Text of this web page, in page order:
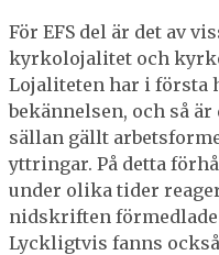
För EFS del är det av
kyrkolojalitet och
Lojaliteten har i första
bekännelsen, och så
sällan gällt
yttringar. På detta
under olika tider
nidskriften förmedlade
Lyckligtvis fanns